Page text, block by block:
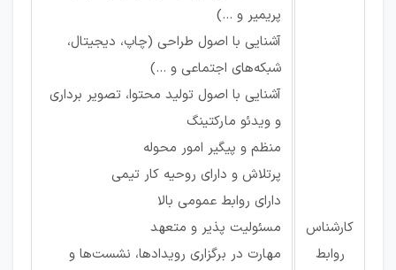
کارشناس
روابط
پریمیر و ...)
آشنایی با اصول طراحی (چاپ، دیجیتال،
شبکه‌های اجتماعی و ...)
آشنایی با اصول تولید محتوا، تصویر برداری
و ویدئو مارکتینگ
منظم و پیگیر امور محوله
پرتلاش و دارای روحیه کار تیمی
دارای روابط عمومی بالا
مسئولیت پذیر و متعهد
مهارت در برگزاری رویدادها، نشست‌ها و